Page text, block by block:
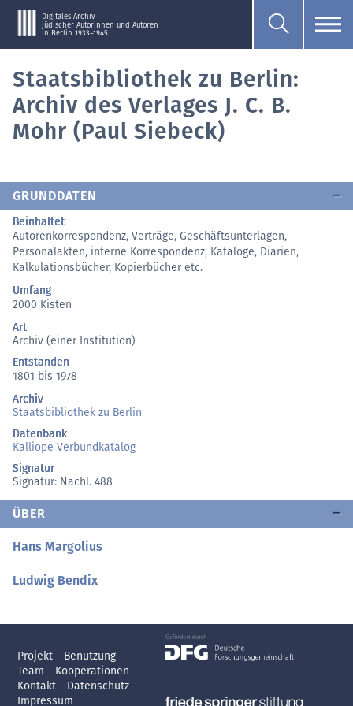
Digitales Archiv
jüdischer Autorinnen und Autoren
in Berlin 1933–1945
Staatsbibliothek zu Berlin:
Archiv des Verlages J. C. B.
Mohr (Paul Siebeck)
GRUNDDATEN
Beinhaltet
Autorenkorrespondenz, Verträge, Geschäftsunterlagen,
Personalakten, interne Korrespondenz, Kataloge, Diarien,
Kalkulationsbücher, Kopierbücher etc.
Umfang
2000 Kisten
Art
Archiv (einer Institution)
Entstanden
1801 bis 1978
Archiv
Staatsbibliothek zu Berlin
Datenbank
Kalliope Verbundkatalog
Signatur
Signatur: Nachl. 488
ÜBER
Hans Margolius
Ludwig Bendix
Projekt
Benutzung
Team
Kooperationen
Kontakt
Datenschutz
Impressum